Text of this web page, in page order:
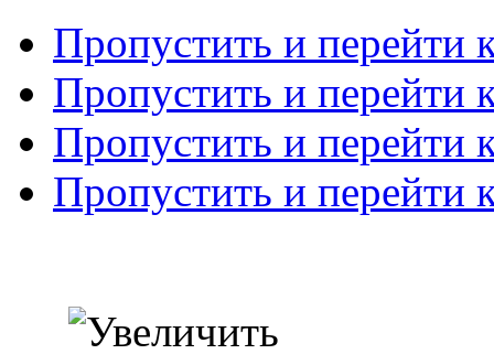
Пропустить и перейти
Пропустить и перейти
Пропустить и перейти
Пропустить и перейти